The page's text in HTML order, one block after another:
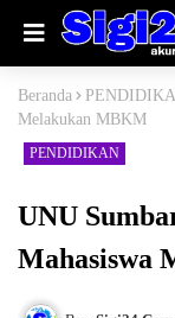
Beranda
Melakukan MBKM
PENDIDIKAN
UNU
Mahasiswa